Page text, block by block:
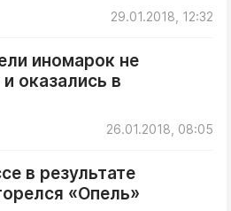
29.01.2018, 12:32
иномарок не
оказались в
26.01.2018, 08:05
в результате
«Опель»